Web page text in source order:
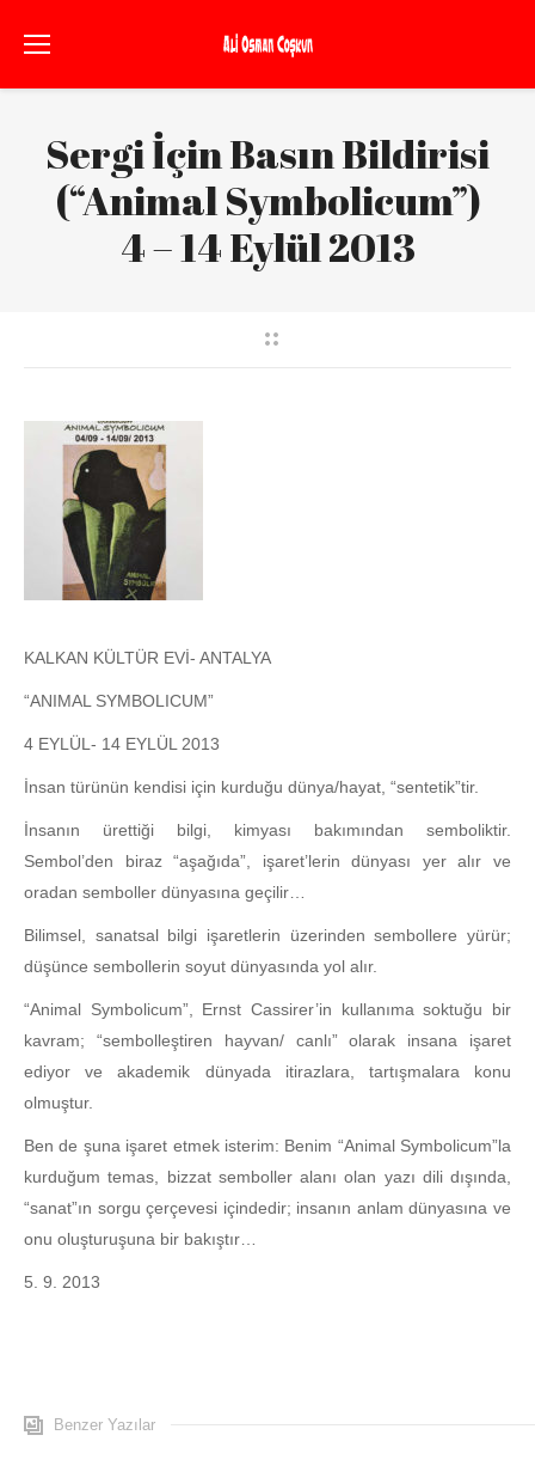
Sergi İçin Basın Bildirisi
(“Animal Symbolicum”)
4 – 14 Eylül 2013
KALKAN KÜLTÜR EVİ- ANTALYA
“ANIMAL SYMBOLICUM”
4 EYLÜL- 14 EYLÜL 2013
İnsan türünün kendisi için kurduğu dünya/hayat, “sentetik”tir.
İnsanın ürettiği bilgi, kimyası bakımından semboliktir.
Sembol’den biraz “aşağıda”, işaret’lerin dünyası yer alır ve
oradan semboller dünyasına geçilir…
Bilimsel, sanatsal bilgi işaretlerin üzerinden sembollere yürür;
düşünce sembollerin soyut dünyasında yol alır.
“Animal Symbolicum”, Ernst Cassirer’in kullanıma soktuğu bir
kavram; “sembolleştiren hayvan/ canlı” olarak insana işaret
ediyor ve akademik dünyada itirazlara, tartışmalara konu
olmuştur.
Ben de şuna işaret etmek isterim: Benim “Animal Symbolicum”la
kurduğum temas, bizzat semboller alanı olan yazı dili dışında,
“sanat”ın sorgu çerçevesi içindedir; insanın anlam dünyasına ve
onu oluşturuşuna bir bakıştır…
5. 9. 2013
Benzer Yazılar